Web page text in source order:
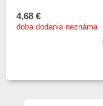
4,68 €
doba dodania neznáma